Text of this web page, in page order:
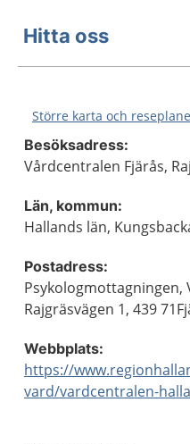
Hitta oss
Större karta och
Besöksadress:
Vårdcentralen Fjärås,
Län, kommun:
Hallands län,
Postadress:
Psykologmottagningen,
Rajgräsvägen 1, 439
Webbplats:
https://
vard/vardcentralen-